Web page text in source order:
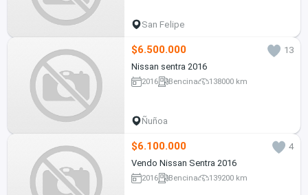
San Felipe
$6.500.000
13
Nissan sentra 2016
2016 Bencina 138000 km
Ñuñoa
$6.100.000
4
Vendo Nissan Sentra 2016
2016 Bencina 139200 km